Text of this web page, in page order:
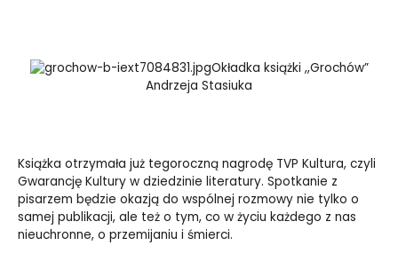
Okładka książki ,,Grochów”
Andrzeja Stasiuka
Książka otrzymała już tegoroczną nagrodę TVP Kultura, czyli
Gwarancję Kultury w dziedzinie literatury. Spotkanie z
pisarzem będzie okazją do wspólnej rozmowy nie tylko o
samej publikacji, ale też o tym, co w życiu każdego z nas
nieuchronne, o przemijaniu i śmierci.